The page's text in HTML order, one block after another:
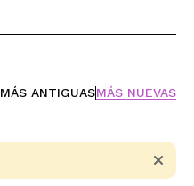
MÁS ANTIGUASMÁS NUEVAS